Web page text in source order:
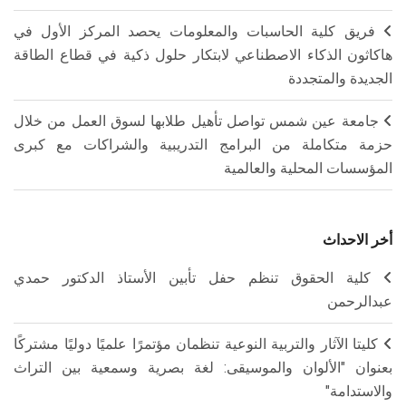
فريق كلية الحاسبات والمعلومات يحصد المركز الأول في
هاكاثون الذكاء الاصطناعي لابتكار حلول ذكية في قطاع الطاقة
الجديدة والمتجددة
جامعة عين شمس تواصل تأهيل طلابها لسوق العمل من خلال
حزمة متكاملة من البرامج التدريبية والشراكات مع كبرى
المؤسسات المحلية والعالمية
أخر الاحداث
كلية الحقوق تنظم حفل تأبين الأستاذ الدكتور حمدي
عبدالرحمن
كليتا الآثار والتربية النوعية تنظمان مؤتمرًا علميًا دوليًا مشتركًا
بعنوان "الألوان والموسيقى: لغة بصرية وسمعية بين التراث
والاستدامة"